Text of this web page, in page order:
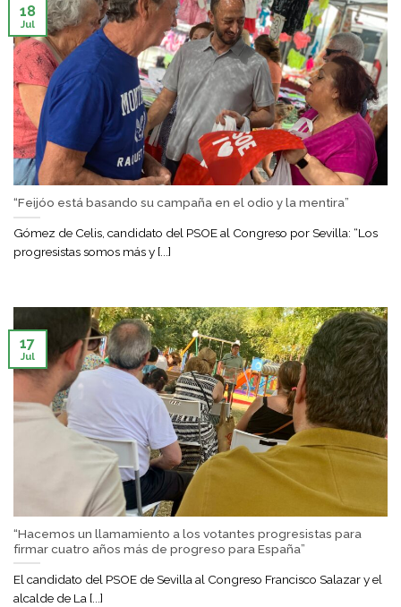
“Feijóo está basando su campaña en el odio y la mentira”
Gómez de Celis, candidato del PSOE al Congreso por Sevilla: “Los
progresistas somos más y [...]
18
Jul
“Hacemos un llamamiento a los votantes progresistas para
firmar cuatro años más de progreso para España”
El candidato del PSOE de Sevilla al Congreso Francisco Salazar y el
alcalde de La [...]
17
Jul